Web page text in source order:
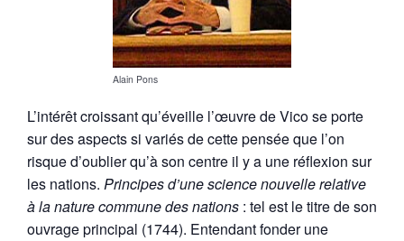
Alain Pons
L’intérêt croissant qu’éveille l’œuvre de Vico se porte
sur des aspects si variés de cette pensée que l’on
risque d’oublier qu’à son centre il y a une réflexion sur
les nations. Principes d’une science nouvelle relative
à la nature commune des nations : tel est le titre de son
ouvrage principal (1744). Entendant fonder une